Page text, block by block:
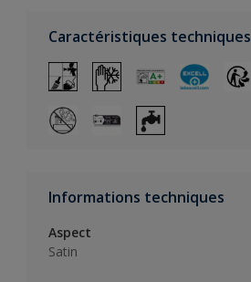
Caractéristiques techniques
Informations techniques
Aspect
Satin